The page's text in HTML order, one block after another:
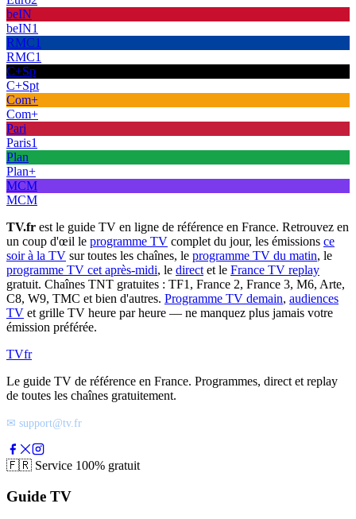
beIN
beIN1
RMC1
RMC1
C+Sp
C+Spt
Com+
Com+
Pari
Paris1
Plan
Plan+
MCM
MCM
TV.fr est le guide TV en ligne de référence en France. Retrouvez en
un coup d'œil le programme TV complet du jour, les émissions ce
soir à la TV sur toutes les chaînes, le programme TV du matin, le
programme TV cet après-midi, le direct et le France TV replay
gratuit. Chaînes TNT gratuites : TF1, France 2, France 3, M6, Arte,
C8, W9, TMC et bien d'autres. Programme TV demain, audiences
TV et grille TV heure par heure — ne manquez plus jamais votre
émission préférée.
TVfr
Le guide TV de référence en France. Programmes, direct et replay
de toutes les chaînes gratuitement.
✉ support@tv.fr
🇫🇷 Service 100% gratuit
Guide TV